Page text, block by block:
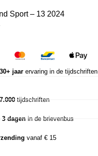
Sport – 13 2024
30+ jaarervaring in de tijdschriften
7.000tijdschriften
3 dagenin de brievenbus
vanaf € 15